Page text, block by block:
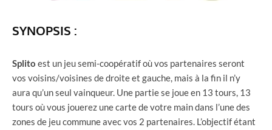
SYNOPSIS :
Splito est un jeu semi-coopératif où vos partenaires seront
vos voisins/voisines de droite et gauche, mais à la fin il n’y
aura qu’un seul vainqueur. Une partie se joue en 13 tours, 13
tours où vous jouerez une carte de votre main dans l’une des
zones de jeu commune avec vos 2 partenaires. L’objectif étant